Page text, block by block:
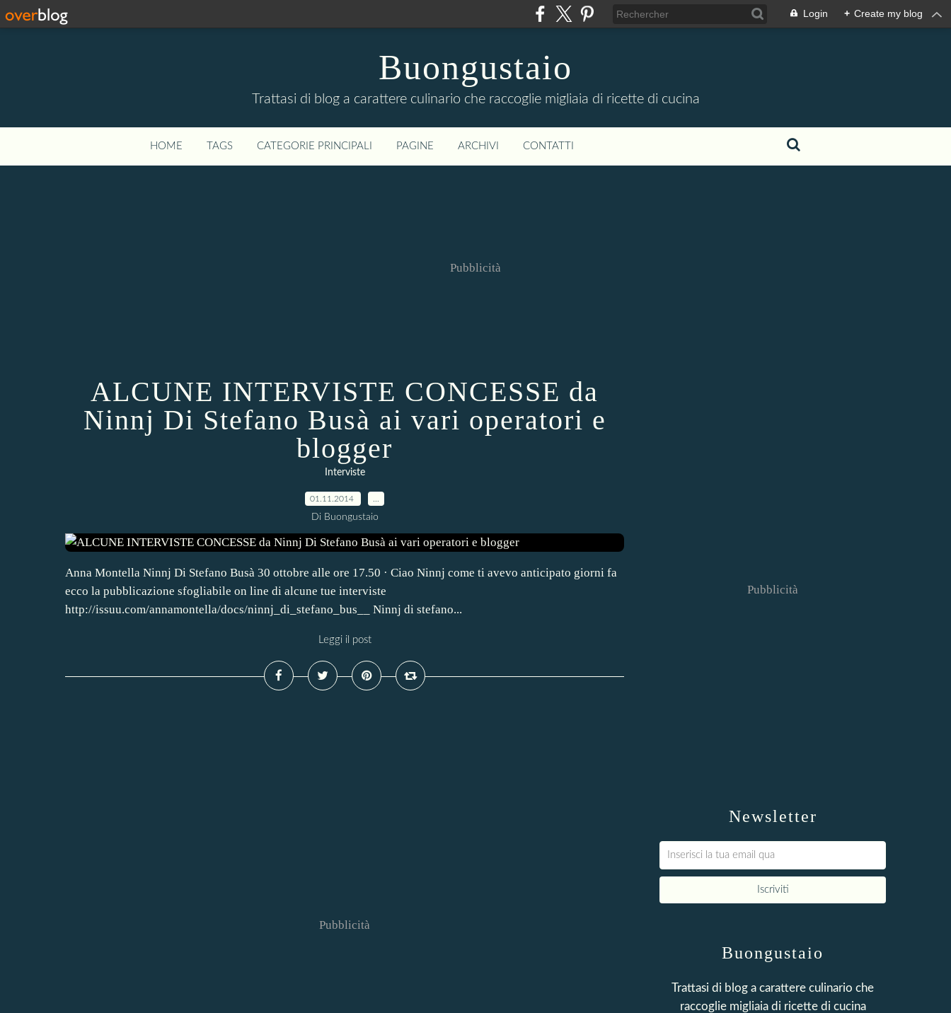
Login + Create my blog
Buongustaio
Trattasi di blog a carattere culinario che raccoglie migliaia di ricette di cucina
HOME TAGS CATEGORIE PRINCIPALI PAGINE ARCHIVI CONTATTI
Pubblicità
ALCUNE INTERVISTE CONCESSE da
Ninnj Di Stefano Busà ai vari operatori e
blogger
Interviste
01.11.2014
Di Buongustaio
Anna Montella Ninnj Di Stefano Busà 30 ottobre alle ore 17.50 · Ciao Ninnj come ti avevo anticipato giorni fa
ecco la pubblicazione sfogliabile on line di alcune tue interviste
http://issuu.com/annamontella/docs/ninnj_di_stefano_bus__ Ninnj di stefano...
Leggi il post
Pubblicità
Newsletter
Pubblicità
Buongustaio
Trattasi di blog a carattere culinario che
raccoglie migliaia di ricette di cucina